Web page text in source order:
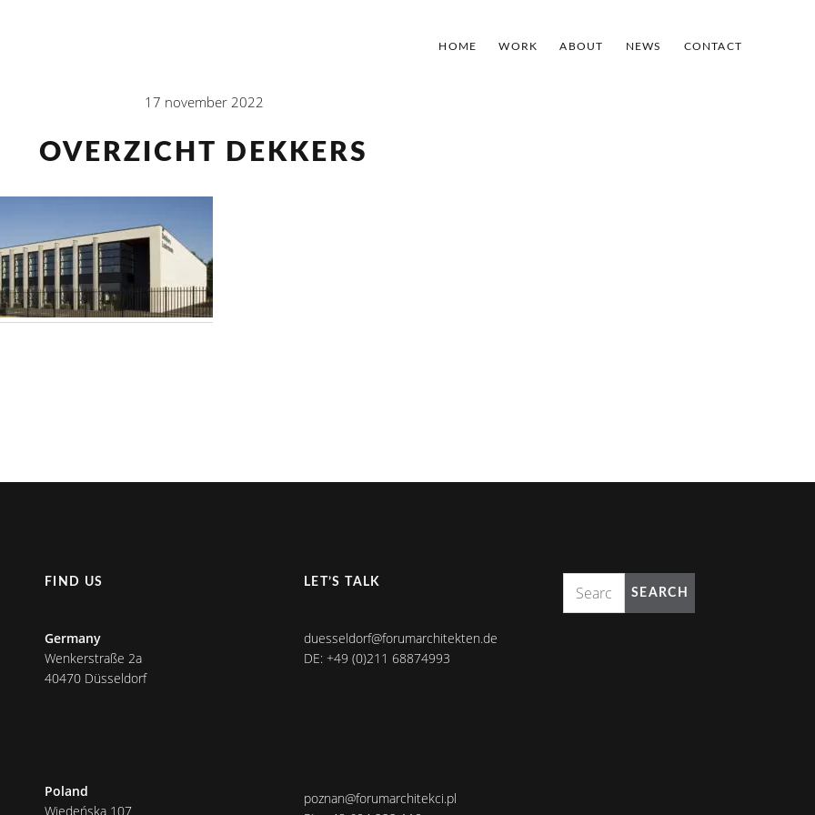
HOME WORK ABOUT NEWS CONTACT
17 november 2022
OVERZICHT DEKKERS
FIND US
Germany
Wenkerstraße 2a
40470 Düsseldorf
Poland
Wiedeńska 107
LET’S TALK
duesseldorf@forumarchitekten.de
DE: +49 (0)211 68874993
poznan@forumarchitekci.pl
SEARCH